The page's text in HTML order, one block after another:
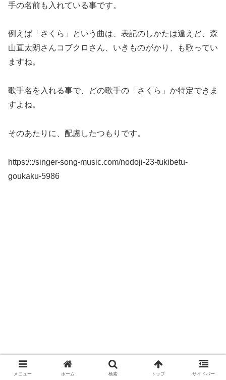
手の名前も入れている事です。
例えば「さくら」という曲は、表記のしかたは違えど、森
山直太朗さんコブクロさん、いきものがかり、も歌ってい
ますね。
歌手名を入れる事で、どの歌手の「さくら」か特定できま
すよね。
そのあたりに、配慮したつもりです。
https:/::/singer-song-music.com/nodoji-23-tukibetu-
goukaku-5986
メニュー ホーム 検索 トップ サイドバー